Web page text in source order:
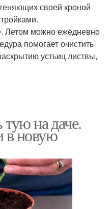
своей кроной
Летом можно ежедневно
помогает очистить
устьиц листвы,
тую на даче.
в новую